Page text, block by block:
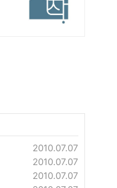
2010.07.07
2010.07.07
2010.07.07